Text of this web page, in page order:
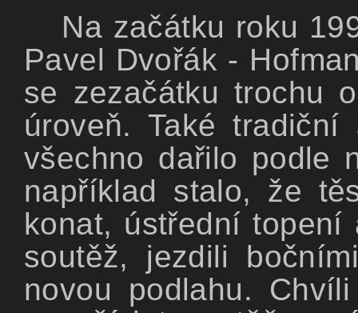
Na začátku roku
Pavel Dvořák -
se zezačátku trochu
úroveň. Také
všechno dařilo podle
například stalo, že
konat, ústřední
soutěž, jezdili
novou podlahu.